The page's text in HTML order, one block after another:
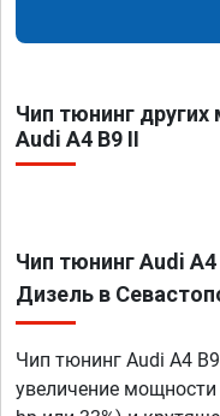
Чип тюнинг
Audi A4 B9 II
Чип тюнинг Audi A4
Дизель в
Чип тюнинг Audi A4
увеличение мощности